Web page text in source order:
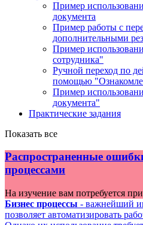
Пример
документа
Пример работы с
дополнительными
Пример
сотрудника"
Ручной переход по
помощью
Пример
документа"
Практические задания
Показать все
Распространенные
процессами
На изучение вам потребуется
Бизнес процессы - важнейший
позволяет автоматизировать